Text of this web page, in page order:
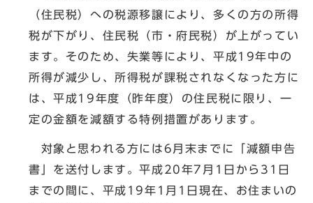
（住民税）への税源移譲により、多くの方の所得
税が下がり、住民税（市・府民税）が上がってい
ます。そのため、失業等により、平成19年中の
所得が減少し、所得税が課税されなくなった方に
は、平成19年度（昨年度）の住民税に限り、一
定の金額を減額する特例措置があります。
対象と思われる方には6月末までに「減額申告
書」を送付します。平成20年7月1日から31日
までの間に、平成19年1月1日現在、お住まいの